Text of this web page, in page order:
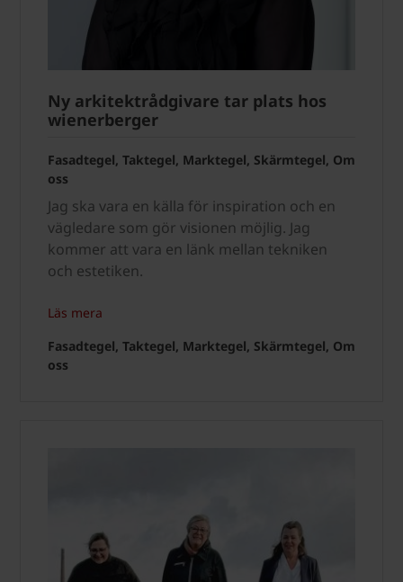
Ny arkitektrådgivare tar plats hos
wienerberger
Fasadtegel, Taktegel, Marktegel, Skärmtegel, Om
oss
Jag ska vara en källa för inspiration och en
vägledare som gör visionen möjlig. Jag
kommer att vara en länk mellan tekniken
och estetiken.
Läs mera
Fasadtegel, Taktegel, Marktegel, Skärmtegel, Om
oss